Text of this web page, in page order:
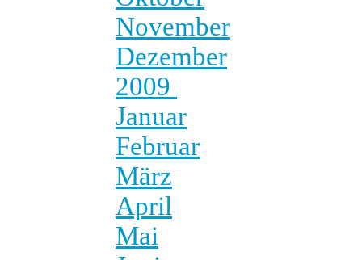
November
Dezember
2009
Januar
Februar
März
April
Mai